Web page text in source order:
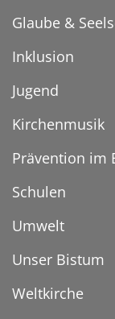
Glaube &
Inklusion
Jugend
Kirchenmusik
Prävention im
Schulen
Umwelt
Unser Bistum
Weltkirche